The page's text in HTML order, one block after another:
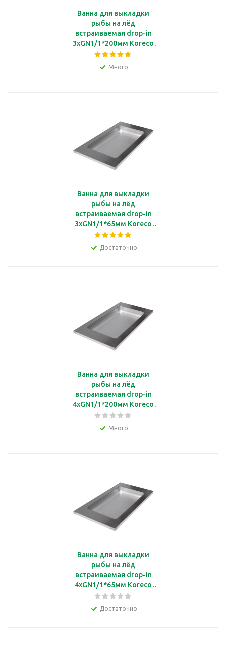
Ванна для выкладки
рыбы на лёд
встраиваемая drop-in
3xGN1/1*200мм Koreco
572139/2
Много
Ванна для выкладки
рыбы на лёд
встраиваемая drop-in
3xGN1/1*65мм Koreco
572139/1
Достаточно
Ванна для выкладки
рыбы на лёд
встраиваемая drop-in
4xGN1/1*200мм Koreco
572179/2
Много
Ванна для выкладки
рыбы на лёд
встраиваемая drop-in
4xGN1/1*65мм Koreco
572179/1
Достаточно